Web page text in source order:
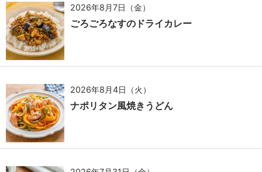
2026年8月7日（金）
ごろごろなすのドライカレー
2026年8月4日（火）
ナポリタン風焼きうどん